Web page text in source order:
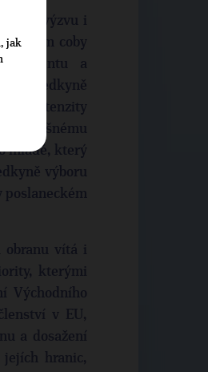
jako výzvu i
coby
a
a intenzity
úspěšnému
mladé, který
výboru
poslaneckém
obranu vítá i
kterými
Východního
v EU,
a dosažení
hranic,
jak